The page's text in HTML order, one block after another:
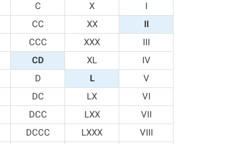
C X
I
CC XX
II
CCC XXX
III
CD XL
IV
D L
V
DC LX
VI
DCC LXX
VII
DCCC LXXX
VIII